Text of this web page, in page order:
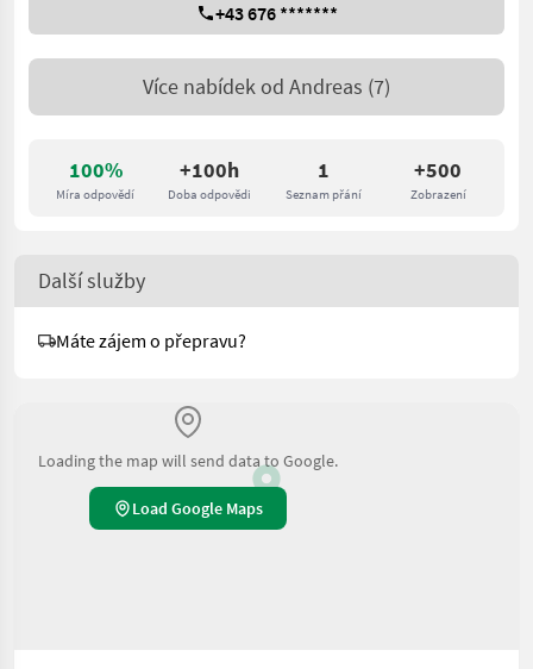
100%
Míra odpovědí
+100h
Doba odpovědi
1
Seznam přání
+500
Zobrazení
+43 676 *******
Více nabídek od Andreas (7)
Další služby
Máte zájem o přepravu?
Loading the map will send data to Google.
Load Google Maps